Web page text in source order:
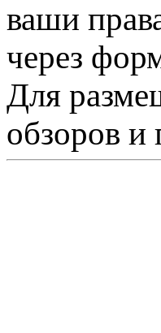
ваши
через
Для
обзоров и